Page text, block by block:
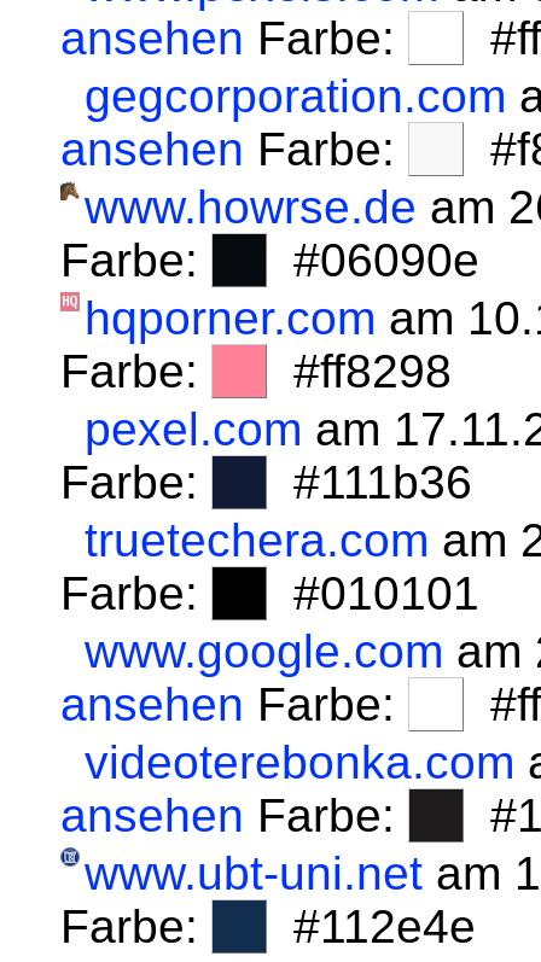
ansehen Farbe:
gegcorporation.com
ansehen Farbe:
www.howrse.de am
Farbe:
#06090e
hqporner.com am
Farbe:
#ff8298
pexel.com am
Farbe:
#111b36
truetechera.com am
Farbe:
#010101
www.google.com am
ansehen Farbe:
videoterebonka.com
ansehen Farbe:
www.ubt-uni.net am
Farbe:
#112e4e